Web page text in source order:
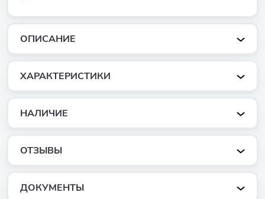
ОПИСАНИЕ
ХАРАКТЕРИСТИКИ
НАЛИЧИЕ
ОТЗЫВЫ
ДОКУМЕНТЫ